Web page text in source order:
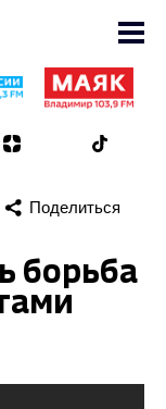
Поделиться
борьба